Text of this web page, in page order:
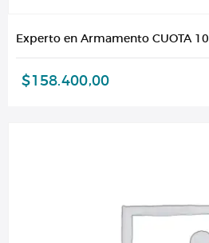
Experto en Armamento CUOTA 10
$158.400,00